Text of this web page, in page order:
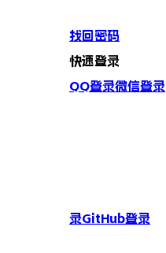
找回密码
快速登录
QQ登录微信登录
录GitHub登录